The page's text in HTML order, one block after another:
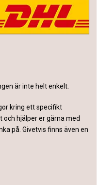
är inte helt enkelt.
kring ett specifikt
och hjälper er gärna med
på. Givetvis finns även en